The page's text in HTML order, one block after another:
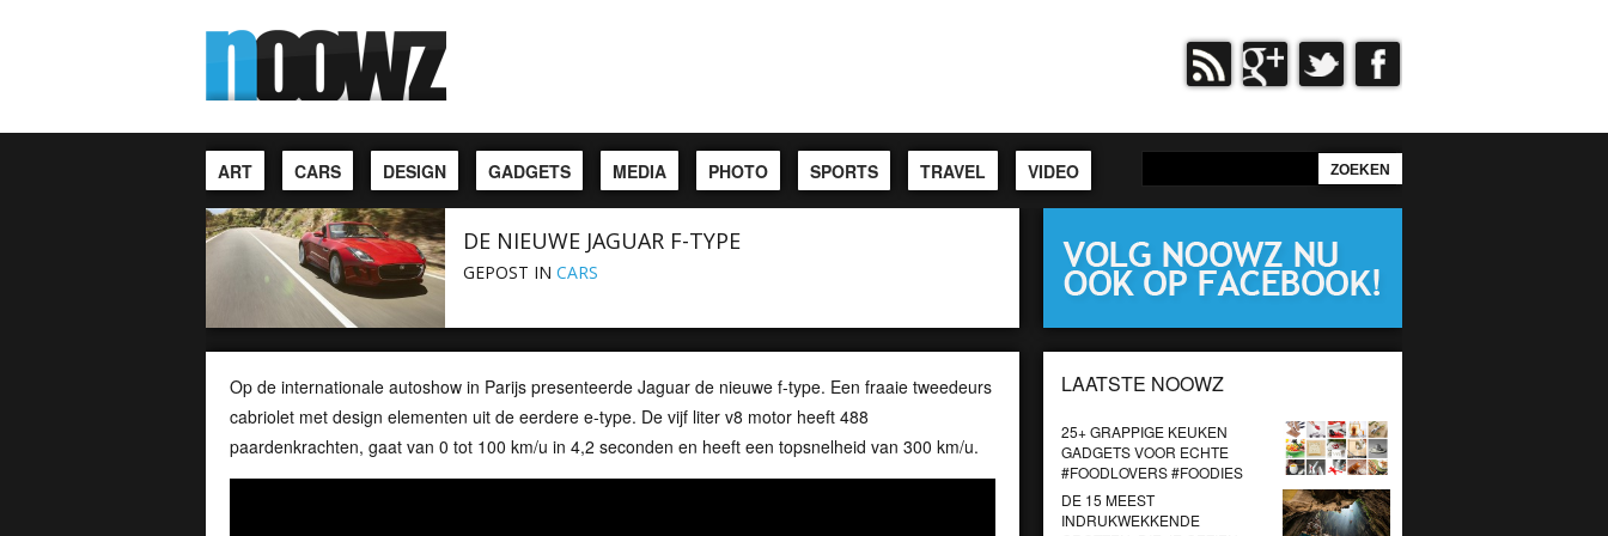
ART CARS DESIGN GADGETS MEDIA PHOTO SPORTS TRAVEL VIDEO
DE NIEUWE JAGUAR F-TYPE
GEPOST IN CARS
Op de internationale autoshow in Parijs presenteerde Jaguar de nieuwe f-type. Een fraaie tweedeurs
cabriolet met design elementen uit de eerdere e-type. De vijf liter v8 motor heeft 488
paardenkrachten, gaat van 0 tot 100 km/u in 4,2 seconden en heeft een topsnelheid van 300 km/u.
LAATSTE NOOWZ
25+ GRAPPIGE KEUKEN
GADGETS VOOR ECHTE
#FOODLOVERS #FOODIES
DE 15 MEEST
INDRUKWEKKENDE